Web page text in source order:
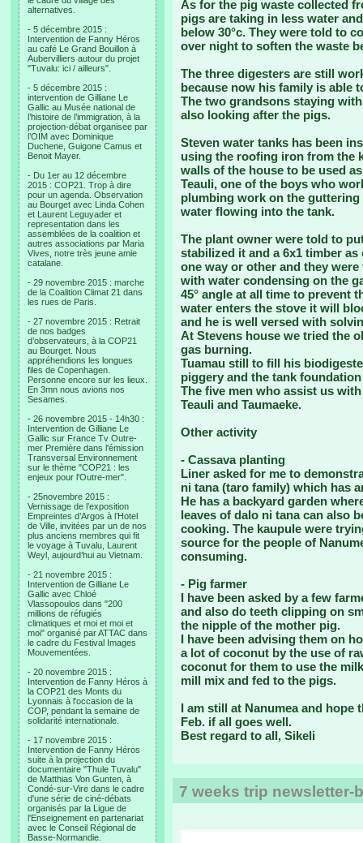
alternatives.
- 5 décembre 2015 :
Intervention de Fanny Héros
au café Le Grand Bouillon à
Aubervilliers autour du projet
"Tuvalu: ici / ailleurs".
- 5 décembre 2015 :
intervention de Gilliane Le
Gallic au Musée national de
l’histoire de l’immigration, à la
projection-débat organisee par
l’OIM avec Dominique
Duchene, Guigone Camus et
Benoit Mayer.
- Du 1er au 12 décembre
2015 : COP21. Trop à dire
pour un agenda. Observation
au Bourget avec Linda Cohen
et Laurent Leguyader et
representation dans les
assemblées de la coalition et
autres associations par Maria
Vives, notre très jeune amie
catalane.
- 29 novembre 2015 : marche
de la Coalition Climat 21 dans
les rues de Paris.
- 27 novembre 2015 : Retrait
de nos badges
d’observateurs, à la COP21
au Bourget. Nous
appréhendions les longues
files de Copenhagen.
Personne encore sur les lieux.
En 3mn nous avions nos
Sesames.
- 26 novembre 2015 - 14h30 :
Intervention de Gilliane Le
Gallic sur France Tv Outre-
mer Première dans l'émission
Transversal Environnement
sur le thème "COP21 : les
enjeux pour l'Outre-mer".
- 25novembre 2015 :
Vernissage de l’exposition
Empreintes d’Argos à l’Hotel
de Ville, invitées par un de nos
plus anciens membres qui fit
le voyage à Tuvalu, Laurent
Weyl, aujourd’hui au Vietnam.
- 21 novembre 2015 :
Intervention de Gilliane Le
Gallic avec Chloé
Vlassopoulos dans "200
millions de réfugiés
climatiques et moi et moi et
moi" organisé par ATTAC dans
le cadre du Festival Images
Mouvementées.
- 20 novembre 2015 :
Intervention de Fanny Héros à
la COP21 des Monts du
Lyonnais à l'occasion de la
COP, pendant la semaine de
solidarité internationale.
- 17 novembre 2015 :
Intervention de Fanny Héros
suite à la projection du
documentaire "Thule Tuvalu"
de Matthias Von Gunten, à
Condé-sur-Vire dans le cadre
d'une série de ciné-débats
organisés par la Ligue de
l'Enseignement en partenariat
avec le Conseil Régional de
Basse-Normandie.
As for the pig waste collected
pigs are taking in less water
below 30°c. They were told to
over night to soften the waste
The three digesters are still
because now his family is able
The two grandsons staying
also looking after the pigs.
Steven water tanks has been
using the roofing iron from the
walls of the house to be used
Teauli, one of the boys who
plumbing work on the
water flowing into the tank.
The plant owner were told to
stabilized it and a 6x1 timber
one way or other and they
with water condensing on the
45° angle at all time to prevent
water enters the stove it will
and he is well versed with
At Stevens house we tried the
gas burning.
Tuamau still to fill his
piggery and the tank
The five men who assist us
Teauli and Taumaeke.
Other activity
- Cassava planting
Liner asked for me to
ni tana (taro family) which has
He has a backyard garden
leaves of dalo ni tana can also
cooking. The kaupule were
source for the people of
consuming.
- Pig farmer
I have been asked by a few
and also do teeth clipping on
the nipple of the mother pig.
I have been advising them on
a lot of coconut by the use of
coconut for them to use the
mill mix and fed to the pigs.
I am still at Nanumea and hope
Feb. if all goes well.
Best regard to all, Sikeli
7 weeks trip newsletter-